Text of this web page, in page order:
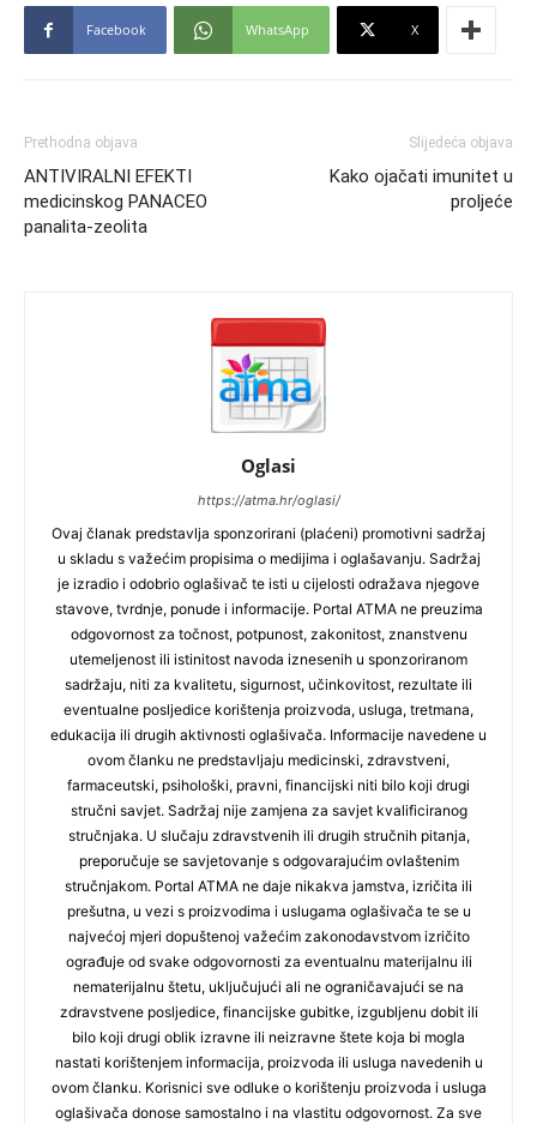
Facebook WhatsApp X
Prethodna objava
ANTIVIRALNI EFEKTI
medicinskog PANACEO
panalita-zeolita
Slijedeća objava
Kako ojačati imunitet u
proljeće
Oglasi
https://atma.hr/oglasi/
Ovaj članak predstavlja sponzorirani (plaćeni) promotivni sadržaj
u skladu s važećim propisima o medijima i oglašavanju. Sadržaj
je izradio i odobrio oglašivač te isti u cijelosti odražava njegove
stavove, tvrdnje, ponude i informacije. Portal ATMA ne preuzima
odgovornost za točnost, potpunost, zakonitost, znanstvenu
utemeljenost ili istinitost navoda iznesenih u sponzoriranom
sadržaju, niti za kvalitetu, sigurnost, učinkovitost, rezultate ili
eventualne posljedice korištenja proizvoda, usluga, tretmana,
edukacija ili drugih aktivnosti oglašivača. Informacije navedene u
ovom članku ne predstavljaju medicinski, zdravstveni,
farmaceutski, psihološki, pravni, financijski niti bilo koji drugi
stručni savjet. Sadržaj nije zamjena za savjet kvalificiranog
stručnjaka. U slučaju zdravstvenih ili drugih stručnih pitanja,
preporučuje se savjetovanje s odgovarajućim ovlaštenim
stručnjakom. Portal ATMA ne daje nikakva jamstva, izričita ili
prešutna, u vezi s proizvodima i uslugama oglašivača te se u
najvećoj mjeri dopuštenoj važećim zakonodavstvom izričito
ograđuje od svake odgovornosti za eventualnu materijalnu ili
nematerijalnu štetu, uključujući ali ne ograničavajući se na
zdravstvene posljedice, financijske gubitke, izgubljenu dobit ili
bilo koji drugi oblik izravne ili neizravne štete koja bi mogla
nastati korištenjem informacija, proizvoda ili usluga navedenih u
ovom članku. Korisnici sve odluke o korištenju proizvoda i usluga
oglašivača donose samostalno i na vlastitu odgovornost. Za sve